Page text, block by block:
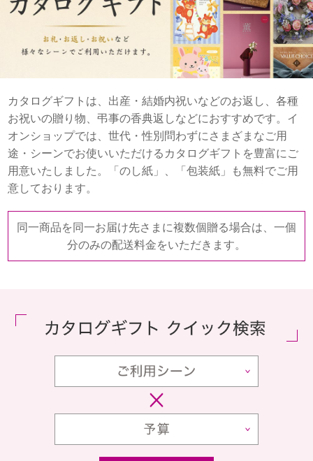
カタログギフトは、出産・結婚内祝いなどのお返し、各種
お祝いの贈り物、弔事の香典返しなどにおすすめです。イ
オンショップでは、世代・性別問わずにさまざまなご用
途・シーンでお使いいただけるカタログギフトを豊富にご
用意いたしました。「のし紙」、「包装紙」も無料でご用
意しております。
同一商品を同一お届け先さまに複数個贈る場合は、一個
分のみの配送料金をいただきます。